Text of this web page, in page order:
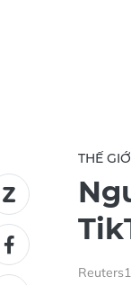
THẾ
Reuters